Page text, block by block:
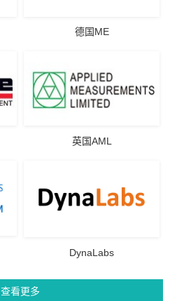
德国ME
英国AML
DynaLabs
查看更多